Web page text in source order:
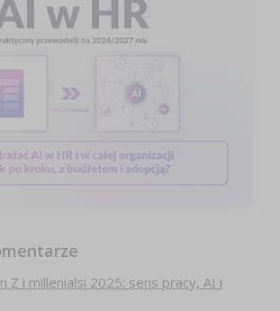
Z i millenialsi 2025: sens pracy, AI i